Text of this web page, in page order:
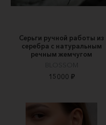
Серьги ручной работы из
серебра с натуральным
речным жемчугом
BLOSSOM
15000 ₽